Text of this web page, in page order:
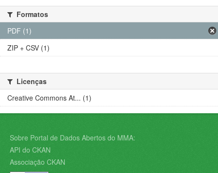
Formatos
PDF (1)
ZIP + CSV (1)
Licenças
Creative Commons At... (1)
Sobre Portal de Dados Abertos do MMA:
API do CKAN
Associação CKAN